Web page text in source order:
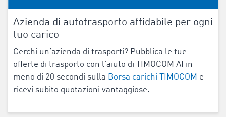
Azienda di autotrasporto affidabile per ogni
tuo carico
Cerchi un’azienda di trasporti? Pubblica le tue
offerte di trasporto con l'aiuto di TIMOCOM AI in
meno di 20 secondi sulla Borsa carichi TIMOCOM e
ricevi subito quotazioni vantaggiose.